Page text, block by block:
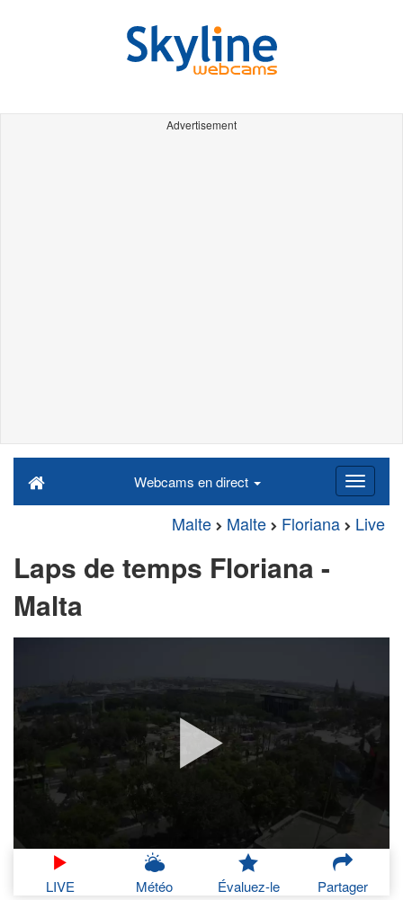
Advertisement
Webcams en direct
Malte Malte Floriana Live
Laps de temps Floriana -
Malta
LIVE Météo Évaluez-le Partager